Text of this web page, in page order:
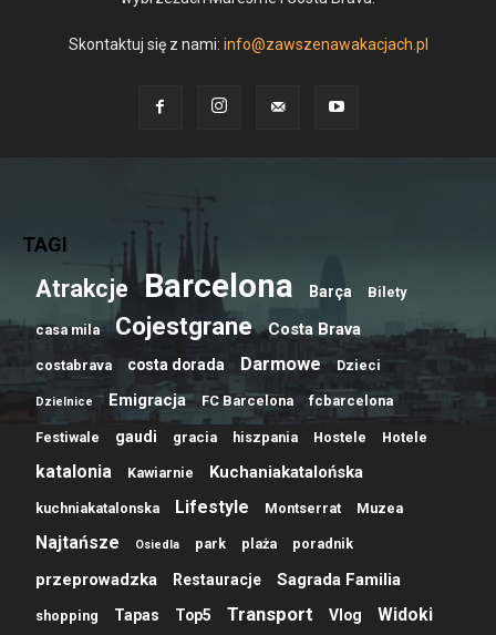
Skontaktuj się z nami: info@zawszenawakacjach.pl
TAGI
Atrakcje Barcelona Barça Bilety
casa mila Cojestgrane Costa Brava
costabrava costa dorada Darmowe Dzieci
Dzielnice Emigracja FC Barcelona fcbarcelona
Festiwale gaudi gracia hiszpania Hostele Hotele
katalonia Kawiarnie Kuchaniakatalońska
kuchniakatalonska Lifestyle Montserrat Muzea
Najtańsze Osiedla park plaża poradnik
przeprowadzka Restauracje Sagrada Familia
shopping Tapas Top5 Transport Vlog Widoki